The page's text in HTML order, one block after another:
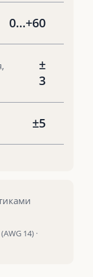
0…+60
±
3
±5
14) ·